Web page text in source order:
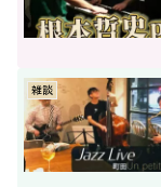
雑談